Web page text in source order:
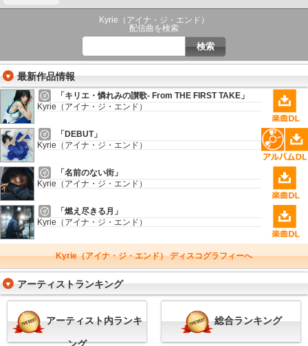
Kyrie（アイナ・ジ・エンド）
配信曲を検索
最新作品情報
「キリエ・憐れみの讃歌- From THE FIRST TAKE」
Kyrie（アイナ・ジ・エンド）
「DEBUT」
Kyrie（アイナ・ジ・エンド）
「名前のない街」
Kyrie（アイナ・ジ・エンド）
「燃え尽きる月」
Kyrie（アイナ・ジ・エンド）
Kyrie（アイナ・ジ・エンド） ディスコグラフィーへ
アーティストランキング
アーティスト内ランキ
ング
総合ランキング